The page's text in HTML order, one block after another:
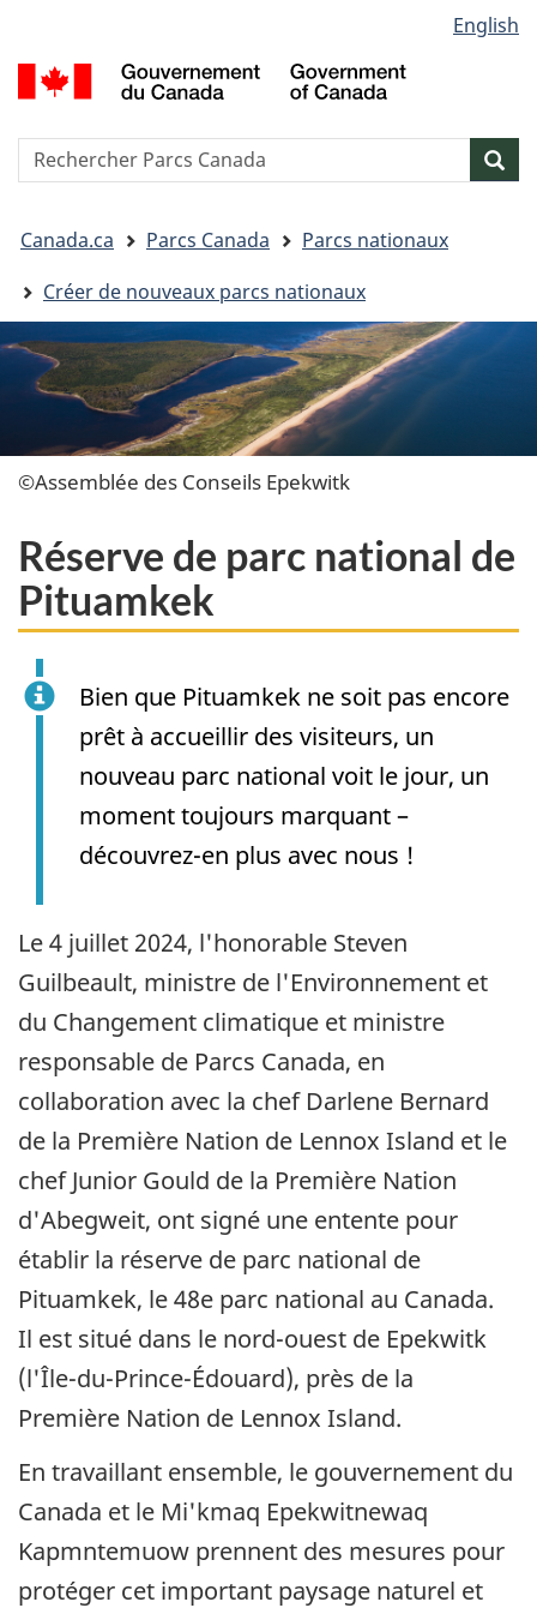
au
Gestionnaire
Invitations
au
contenu
« Au
du
la
HTML
de
la
langue
English
Reserche
êtes
ici&nbsp;:
Canada.ca Parcs Canada
Parcs nationaux
Créer de nouveaux parcs nationaux
©Assemblée des Conseils Epekwitk
Réserve de parc national de
Pituamkek
Bien que Pituamkek ne soit pas encore
prêt à accueillir des visiteurs, un
nouveau parc national voit le jour, un
moment toujours marquant –
découvrez-en plus avec nous !
Le 4 juillet 2024, l'honorable Steven
Guilbeault, ministre de l'Environnement et
du Changement climatique et ministre
responsable de Parcs Canada, en
collaboration avec la chef Darlene Bernard
de la Première Nation de Lennox Island et le
chef Junior Gould de la Première Nation
d'Abegweit, ont signé une entente pour
établir la réserve de parc national de
Pituamkek, le 48e parc national au Canada.
Il est situé dans le nord-ouest de Epekwitk
(l'Île-du-Prince-Édouard), près de la
Première Nation de Lennox Island.
En travaillant ensemble, le gouvernement du
Canada et le Mi'kmaq Epekwitnewaq
Kapmntemuow prennent des mesures pour
protéger cet important paysage naturel et